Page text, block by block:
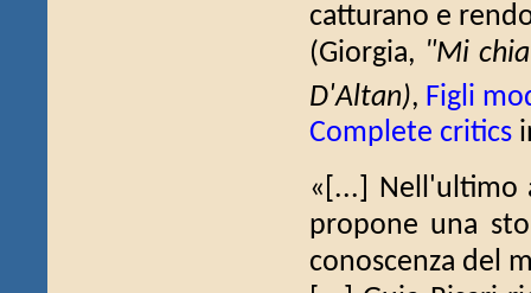
catturano e
(Giorgia, "Mi
D'Altan), Figli
Complete critics
«[...] Nell'ultimo
propone una
conoscenza del